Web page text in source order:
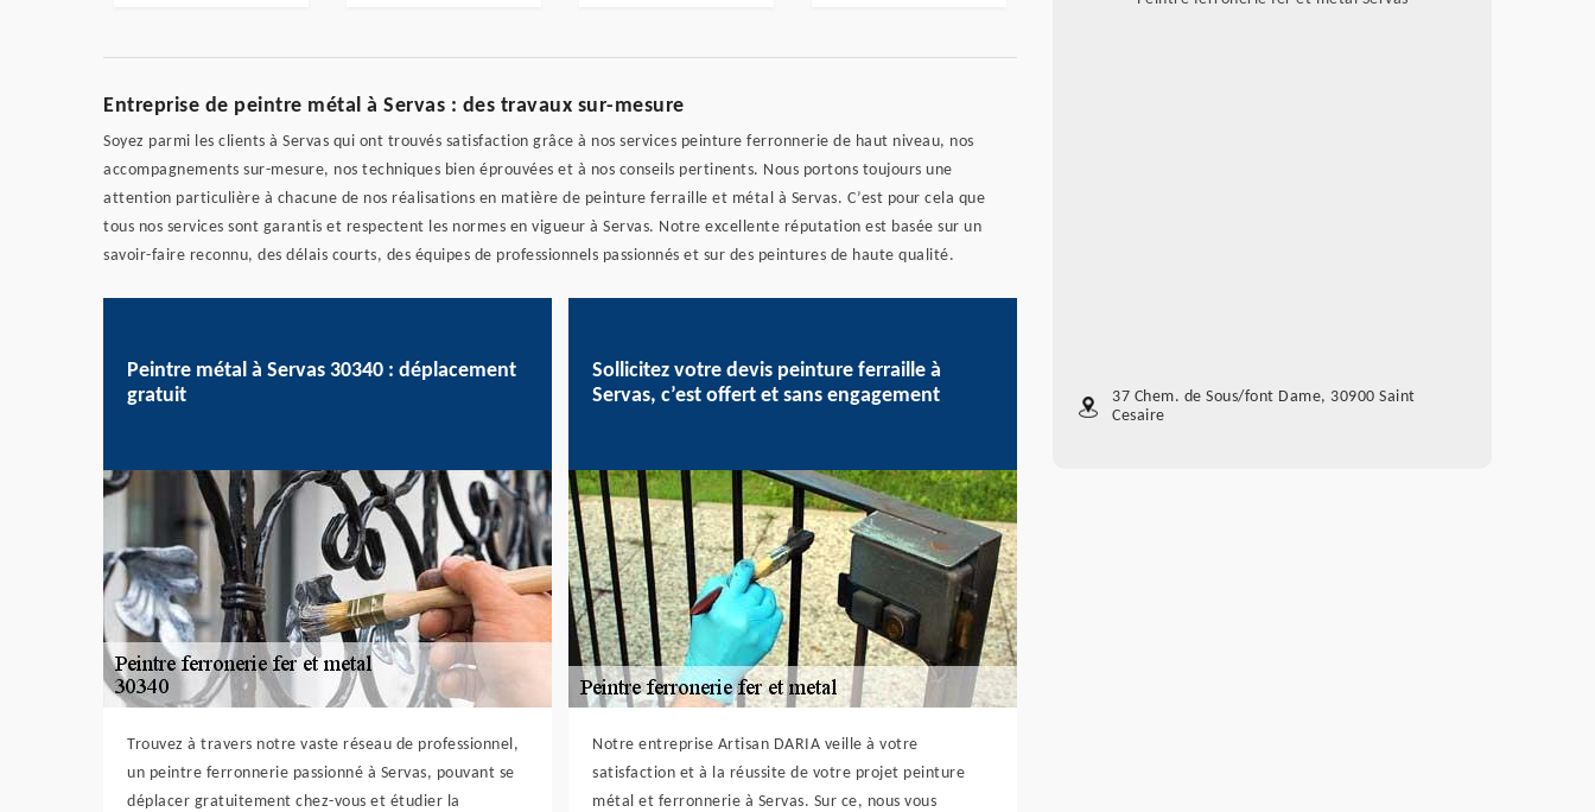
Entreprise de peintre métal à Servas : des travaux sur-mesure
Soyez parmi les clients à Servas qui ont trouvés satisfaction grâce à nos services peinture ferronnerie de haut niveau, nos
accompagnements sur-mesure, nos techniques bien éprouvées et à nos conseils pertinents. Nous portons toujours une
attention particulière à chacune de nos réalisations en matière de peinture ferraille et métal à Servas. C’est pour cela que
tous nos services sont garantis et respectent les normes en vigueur à Servas. Notre excellente réputation est basée sur un
savoir-faire reconnu, des délais courts, des équipes de professionnels passionnés et sur des peintures de haute qualité.
Peintre métal à Servas 30340 : déplacement
gratuit
Trouvez à travers notre vaste réseau de professionnel,
un peintre ferronnerie passionné à Servas, pouvant se
déplacer gratuitement chez-vous et étudier la
Sollicitez votre devis peinture ferraille à
Servas, c’est offert et sans engagement
Notre entreprise Artisan DARIA veille à votre
satisfaction et à la réussite de votre projet peinture
métal et ferronnerie à Servas. Sur ce, nous vous
37 Chem. de Sous/font Dame, 30900 Saint
Cesaire